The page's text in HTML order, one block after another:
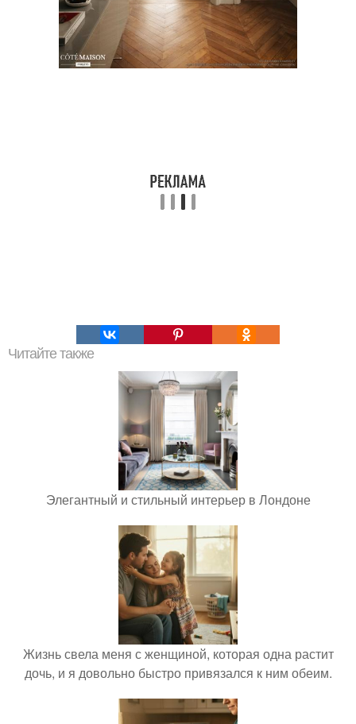
Читайте также
Элегантный и стильный интерьер в Лондоне
Жизнь свела меня с женщиной, которая одна растит
дочь, и я довольно быстро привязался к ним обеим.